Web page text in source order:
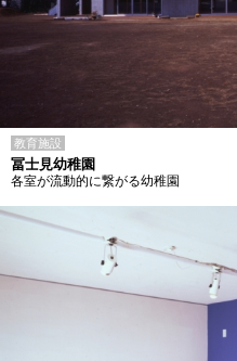
教育施設
冨士見幼稚園
各室が流動的に繋がる幼稚園